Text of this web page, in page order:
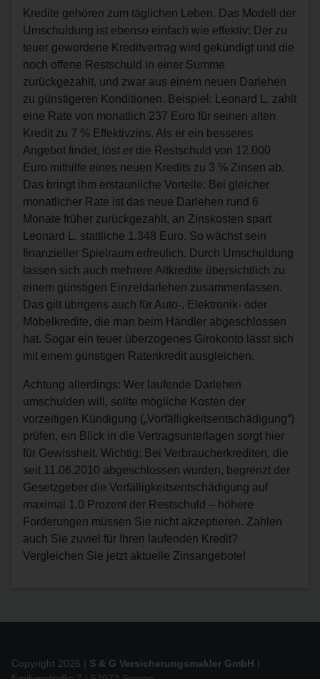
Kredite gehören zum täglichen Leben. Das Modell der
Umschuldung ist ebenso einfach wie effektiv: Der zu
teuer gewordene Kreditvertrag wird gekündigt und die
noch offene Restschuld in einer Summe
zurückgezahlt, und zwar aus einem neuen Darlehen
zu günstigeren Konditionen. Beispiel: Leonard L. zahlt
eine Rate von monatlich 237 Euro für seinen alten
Kredit zu 7 % Effektivzins. Als er ein besseres
Angebot findet, löst er die Restschuld von 12.000
Euro mithilfe eines neuen Kredits zu 3 % Zinsen ab.
Das bringt ihm erstaunliche Vorteile: Bei gleicher
monatlicher Rate ist das neue Darlehen rund 6
Monate früher zurückgezahlt, an Zinskosten spart
Leonard L. stattliche 1.348 Euro. So wächst sein
finanzieller Spielraum erfreulich. Durch Umschuldung
lassen sich auch mehrere Altkredite übersichtlich zu
einem günstigen Einzeldarlehen zusammenfassen.
Das gilt übrigens auch für Auto-, Elektronik- oder
Möbelkredite, die man beim Händler abgeschlossen
hat. Sogar ein teuer überzogenes Girokonto lässt sich
mit einem günstigen Ratenkredit ausgleichen.
Achtung allerdings: Wer laufende Darlehen
umschulden will, sollte mögliche Kosten der
vorzeitigen Kündigung („Vorfälligkeitsentschädigung“)
prüfen, ein Blick in die Vertragsunterlagen sorgt hier
für Gewissheit. Wichtig: Bei Verbraucherkrediten, die
seit 11.06.2010 abgeschlossen wurden, begrenzt der
Gesetzgeber die Vorfälligkeitsentschädigung auf
maximal 1,0 Prozent der Restschuld – höhere
Forderungen müssen Sie nicht akzeptieren. Zahlen
auch Sie zuviel für Ihren laufenden Kredit?
Vergleichen Sie jetzt aktuelle Zinsangebote!
Copyright 2026 | S & G Versicherungsmakler GmbH |